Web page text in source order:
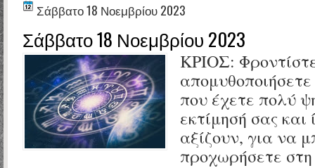
Σάββατο 18 Νοεμβρίου 2023
Σάββατο 18 Νοεμβρίου 2023
ΚΡΙΟΣ:
που έχετε πολύ
εκτίμησή σας και
αξίζουν, για να
προχωρήσετε